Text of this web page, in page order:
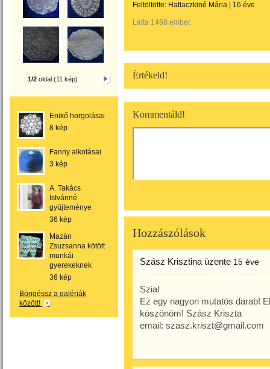
1/2oldal (11 kép)
Enikő horgolásai
8 kép
Fanny alkotásai
3 kép
A. Takács
Istvánné
gyűjteménye
36 kép
Mazán
Zsuzsanna kötött
munkái
gyerekeknek
36 kép
Böngéssz a galériák
között!
Feltöltötte: Hatlaczkiné Mária 16 éve
Látta 1468 ember.
Értékeld!
Kommentáld!
Hozzászólások
Szász Krisztina üzente 15 éve
Szia!
Ez egy nagyon mutatós darab!
köszönöm! Szász Kriszta
email: szasz.kriszt@gmail.com